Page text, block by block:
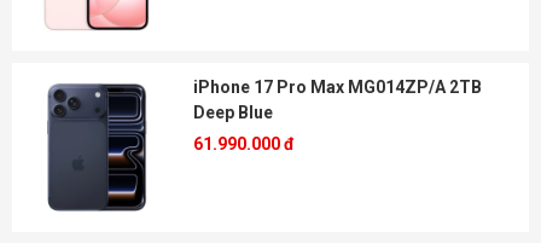
iPhone 17 Pro Max MG014ZP/A 2TB
Deep Blue
61.990.000 đ